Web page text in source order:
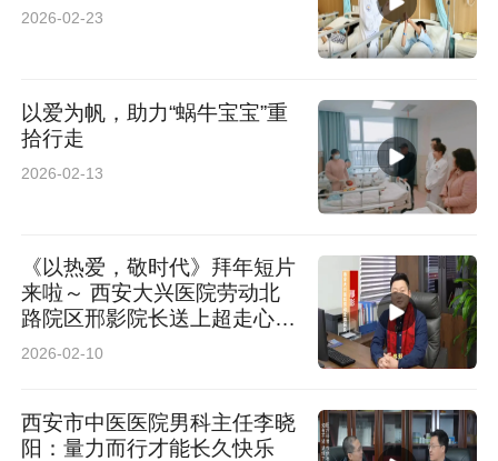
2026-02-23
以爱为帆，助力“蜗牛宝宝”重
拾行走
2026-02-13
《以热爱，敬时代》拜年短片
来啦～ 西安大兴医院劳动北
路院区邢影院长送上超走心新
春祝福
2026-02-10
西安市中医医院男科主任李晓
阳：量力而行才能长久快乐